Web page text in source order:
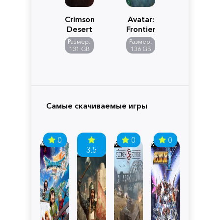
Crimson
Desert
Размер:
131 GB
Avatar:
Frontiers
of
Pandora
Размер:
136 GB
Самые скачиваемые игры
0
3.5
0 0